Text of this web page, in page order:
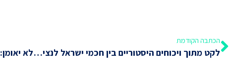
הכתבה הקודמת
לקט מתוך ויכוחים היסטוריים בין חכמי ישראל לנציגי הברית החדשה